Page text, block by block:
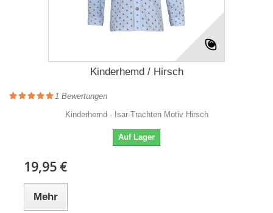
Kinderhemd / Hirsch
1 Bewertungen
Kinderhemd - Isar-Trachten Motiv Hirsch
Auf Lager
19,95 €
Mehr